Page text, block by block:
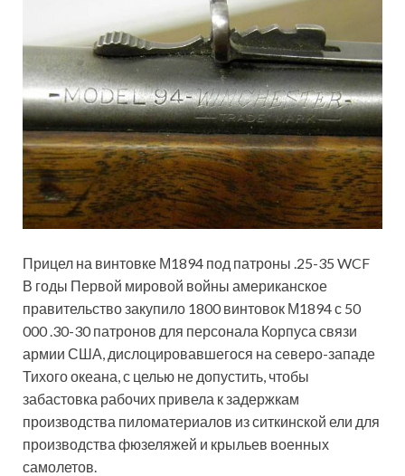
Прицел на винтовке М1894 под патроны .25-35 WCF
В годы Первой мировой войны американское
правительство закупило 1800 винтовок М1894 с 50
000 .30-30 патронов для персонала Корпуса связи
армии США, дислоцировавшегося на северо-западе
Тихого океана, с целью не допустить, чтобы
забастовка рабочих привела к задержкам
производства пиломатериалов из ситкинской ели для
производства фюзеляжей и крыльев военных
самолетов.